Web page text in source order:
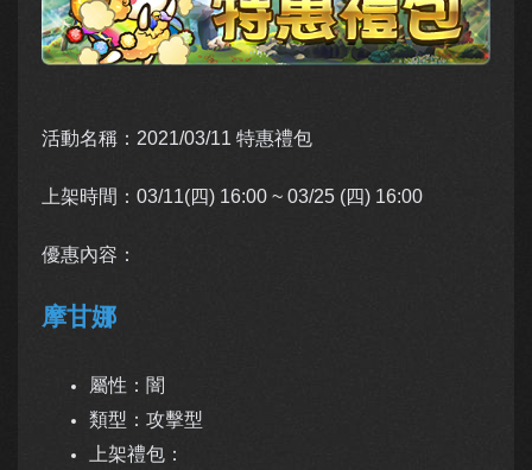
活動名稱：2021/03/11 特惠禮包
上架時間：03/11(四) 16:00 ~ 03/25 (四) 16:00
優惠內容：
摩甘娜
屬性：闇
類型：攻擊型
上架禮包：